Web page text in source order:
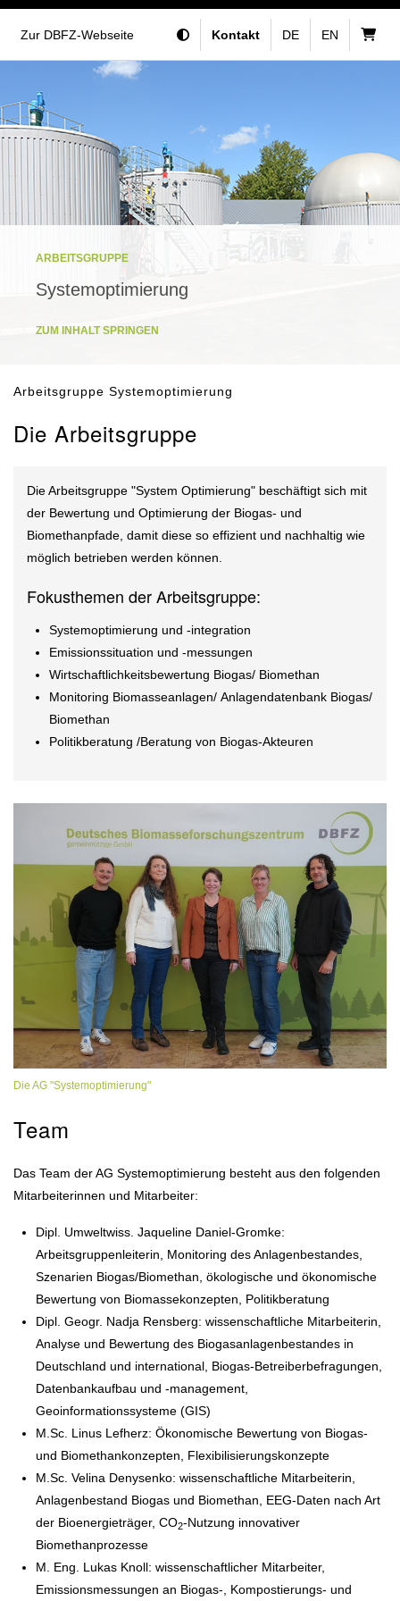
Zur DBFZ-Webseite Kontakt DE EN
ARBEITSGRUPPE
Systemoptimierung
ZUM INHALT SPRINGEN
Arbeitsgruppe Systemoptimierung
Die Arbeitsgruppe
Die Arbeitsgruppe "System Optimierung" beschäftigt sich mit
der Bewertung und Optimierung der Biogas- und
Biomethanpfade, damit diese so effizient und nachhaltig wie
möglich betrieben werden können.
Fokusthemen der Arbeitsgruppe:
Systemoptimierung und -integration
Emissionssituation und -messungen
Wirtschaftlichkeitsbewertung Biogas/ Biomethan
Monitoring Biomasseanlagen/ Anlagendatenbank Biogas/
Biomethan
Politikberatung /Beratung von Biogas-Akteuren
Die AG "Systemoptimierung"
Team
Das Team der AG Systemoptimierung besteht aus den folgenden
Mitarbeiterinnen und Mitarbeiter:
Dipl. Umweltwiss. Jaqueline Daniel-Gromke:
Arbeitsgruppenleiterin, Monitoring des Anlagenbestandes,
Szenarien Biogas/Biomethan, ökologische und ökonomische
Bewertung von Biomassekonzepten, Politikberatung
Dipl. Geogr. Nadja Rensberg: wissenschaftliche Mitarbeiterin,
Analyse und Bewertung des Biogasanlagenbestandes in
Deutschland und international, Biogas-Betreiberbefragungen,
Datenbankaufbau und -management,
Geoinformationssysteme (GIS)
M.Sc. Linus Lefherz: Ökonomische Bewertung von Biogas-
und Biomethankonzepten, Flexibilisierungskonzepte
M.Sc. Velina Denysenko: wissenschaftliche Mitarbeiterin,
Anlagenbestand Biogas und Biomethan, EEG-Daten nach Art
der Bioenergieträger, CO2-Nutzung innovativer
Biomethanprozesse
M. Eng. Lukas Knoll: wissenschaftlicher Mitarbeiter,
Emissionsmessungen an Biogas-, Kompostierungs- und